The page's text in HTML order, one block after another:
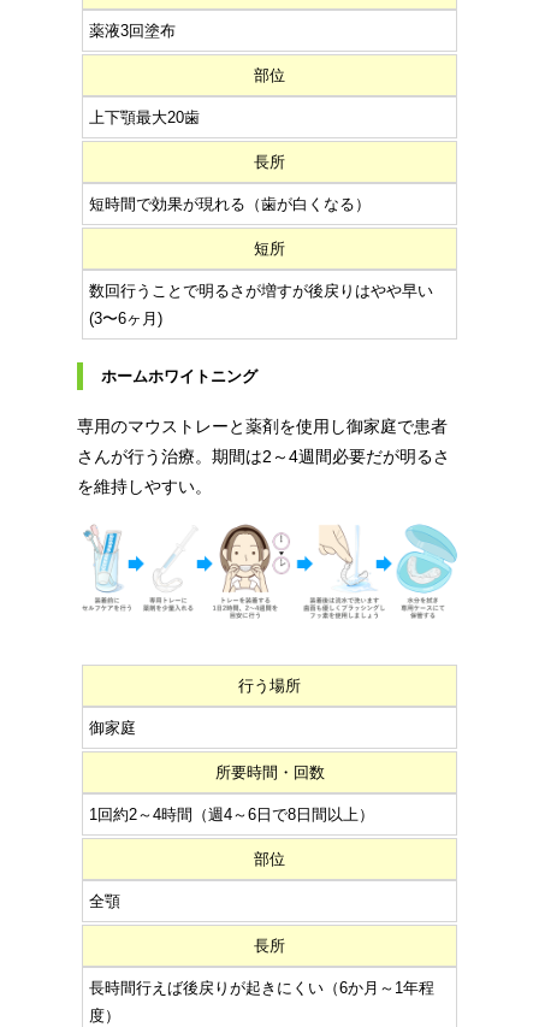
薬液3回塗布
部位
上下顎最大20歯
長所
短時間で効果が現れる（歯が白くなる）
短所
数回行うことで明るさが増すが後戻りはやや早い
(3〜6ヶ月)
ホームホワイトニング
専用のマウストレーと薬剤を使用し御家庭で患者
さんが行う治療。期間は2～4週間必要だが明るさ
を維持しやすい。
行う場所
御家庭
所要時間・回数
1回約2～4時間（週4～6日で8日間以上）
部位
全顎
長所
長時間行えば後戻りが起きにくい（6か月～1年程
度）